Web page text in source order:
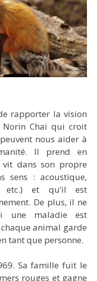
rapporter la vision
Norin Chai qui croit
nous aider à
Il prend en
dans son propre
sens : acoustique,
etc.) et qu’il est
De plus, il ne
une maladie est
animal garde
tant que personne.
Sa famille fuit le
rouges et gagne